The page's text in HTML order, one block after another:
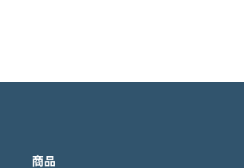
商品